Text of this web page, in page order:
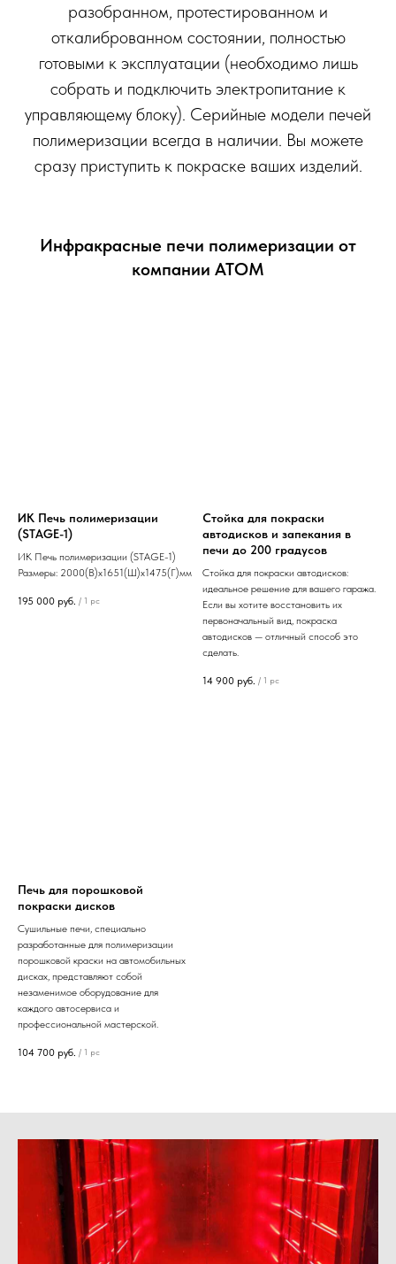
разобранном, протестированном и
откалиброванном состоянии, полностью
готовыми к эксплуатации (необходимо лишь
собрать и подключить электропитание к
управляющему блоку). Серийные модели печей
полимеризации всегда в наличии. Вы можете
сразу приступить к покраске ваших изделий.
Инфракрасные печи полимеризации от
компании АТОМ
ИК Печь полимеризации
(STAGE-1)
ИК Печь полимеризации (STAGE-1)
Размеры: 2000(В)х1651(Ш)х1475(Г)мм
195 000 руб. / 1 pc
Стойка для покраски
автодисков и запекания в
печи до 200 градусов
Стойка для покраски автодисков:
идеальное решение для вашего гаража.
Если вы хотите восстановить их
первоначальный вид, покраска
автодисков — отличный способ это
сделать.
14 900 руб. / 1 pc
Печь для порошковой
покраски дисков
Сушильные печи, специально
разработанные для полимеризации
порошковой краски на автомобильных
дисках, представляют собой
незаменимое оборудование для
каждого автосервиса и
профессиональной мастерской.
104 700 руб. / 1 pc